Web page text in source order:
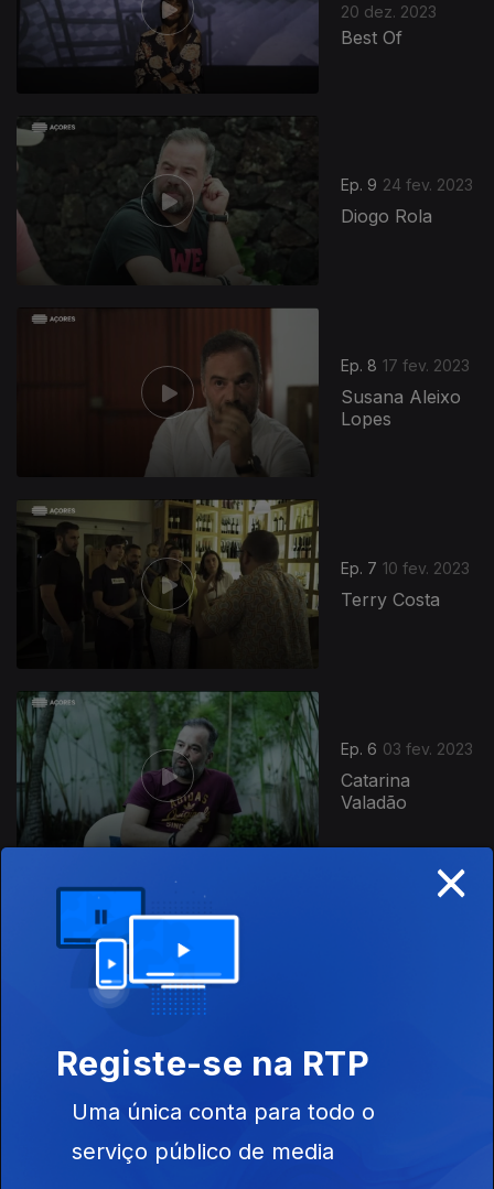
20 dez. 2023
Best Of
Ep. 9 24 fev. 2023
Diogo Rola
Ep. 8 17 fev. 2023
Susana Aleixo
Lopes
Ep. 7 10 fev. 2023
Terry Costa
Ep. 6 03 fev. 2023
Catarina
Valadão
×
Registe-se na RTP
Uma única conta para todo o
serviço público de media